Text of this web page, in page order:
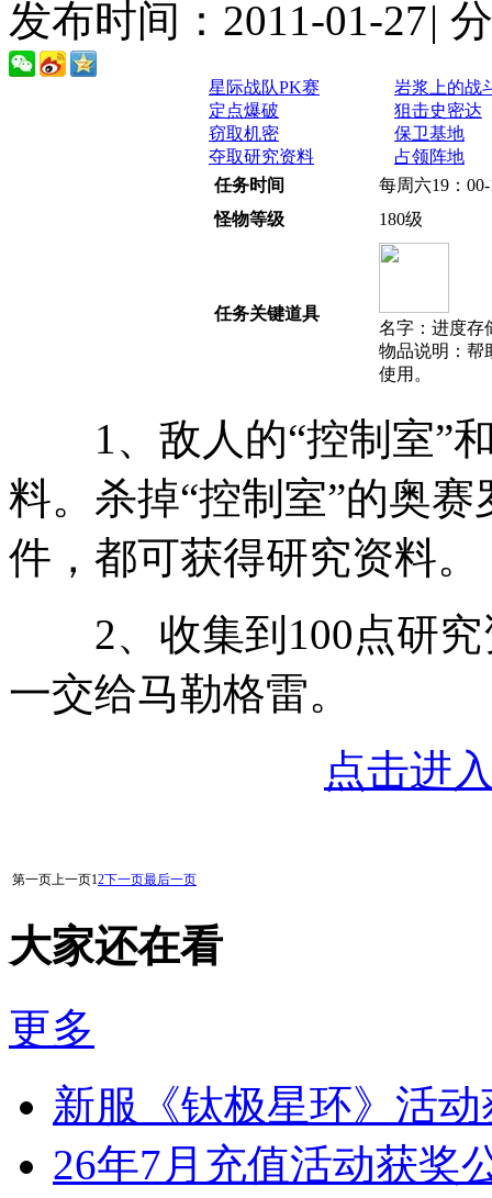
发布时间：2011-01-27|
星际战队PK赛
岩浆上的战
定点爆破
狙击史密达
窃取机密
保卫基地
夺取研究资料
占领阵地
任务时间
每周六19：
怪物等级
180级
任务关键道具
名字：进度存
物品说明：帮
使用。
1、敌人的“控制室”和
料。杀掉“控制室”的奥
件，都可获得研究资料。
2、收集到100点研究
一交给马勒格雷。
点击进
第一页上一页12下一页最后一页
大家还在看
更多
新服《钛极星环》活
26年7月充值活动获奖